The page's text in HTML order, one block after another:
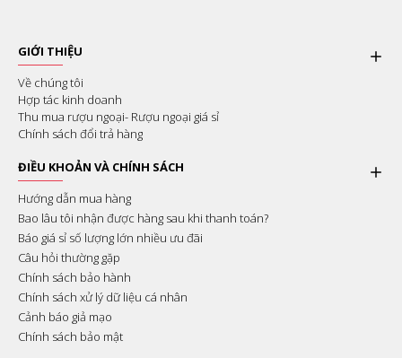
GIỚI THIỆU
Về chúng tôi
Hợp tác kinh doanh
Thu mua rượu ngoại- Rượu ngoại giá sỉ
Chính sách đổi trả hàng
ĐIỀU KHOẢN VÀ CHÍNH SÁCH
Hướng dẫn mua hàng
Bao lâu tôi nhận được hàng sau khi thanh toán?
Báo giá sỉ số lượng lớn nhiều ưu đãi
Câu hỏi thường gặp
Chính sách bảo hành
Chính sách xử lý dữ liệu cá nhân
Cảnh báo giả mạo
Chính sách bảo mật